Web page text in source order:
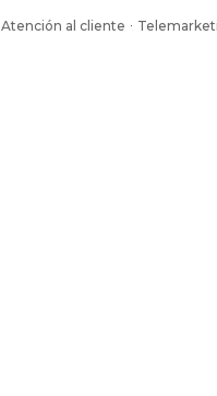
Atención al cliente ·